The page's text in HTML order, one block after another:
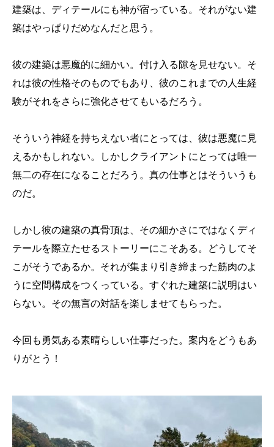
建築は、ディテールにも神が宿っている。それがない建
築はやっぱりだめなんだと思う。
彼の建築は悪魔的に細かい。付け入る隙を見せない。そ
れは彼の性格そのものでもあり、彼のこれまでの人生経
験がそれをさらに強化させてもいるだろう。
そういう神経を持ちえない者にとっては、彼は悪魔に見
えるかもしれない。しかしクライアントにとっては唯一
無二の存在になることだろう。真の仕事とはそういうも
のだ。
しかし彼の建築の真骨頂は、その細かさにではなくディ
テールを際立たせるストーリーにこそある。どうしてそ
こがそうであるか。それが集まり引き締まった筋肉のよ
うに空間構成をつくっている。すぐれた建築に説明はい
らない。その無言の対話を楽しませてもらった。
今回も勇気ある素晴らしい仕事だった。案内をどうもあ
りがとう！